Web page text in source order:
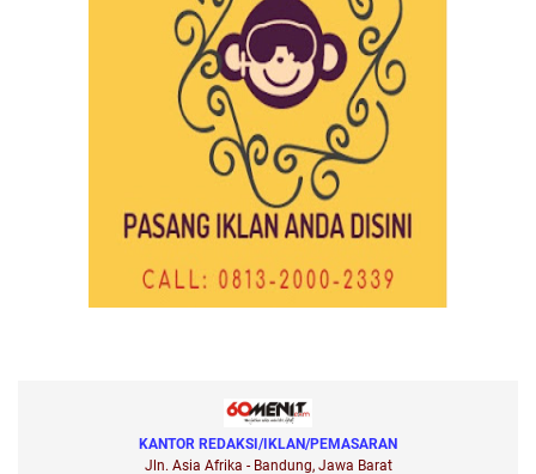
KANTOR REDAKSI/IKLAN/PEMASARAN
Jln. Asia Afrika - Bandung, Jawa Barat